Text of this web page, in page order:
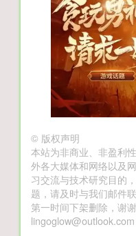
© 版权声明
本站为非商业、非盈利
外各大媒体和网络以及
习交流与技术研究目的
题，请及时与我们邮件
第一时间下架删除，谢
lingoglow@outlook.com